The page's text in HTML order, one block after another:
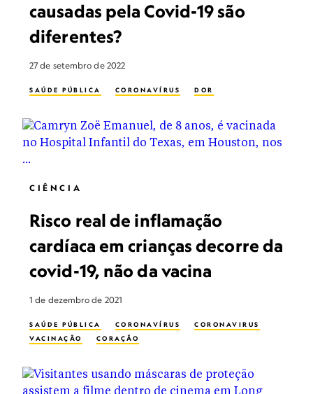
causadas pela Covid-19 são
diferentes?
27 de setembro de 2022
SAÚDE PÚBLICA CORONAVÍRUS DOR
CIÊNCIA
Risco real de inflamação
cardíaca em crianças decorre da
covid-19, não da vacina
1 de dezembro de 2021
SAÚDE PÚBLICA CORONAVÍRUS
CORONAVIRUS
VACINAÇÃO
CORAÇÃO